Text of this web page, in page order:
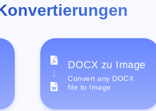
DOCX zu Image
Convert any DOCX
file to Image